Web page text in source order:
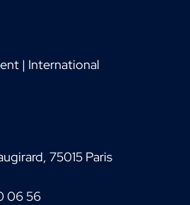
| International
75015 Paris
06 56